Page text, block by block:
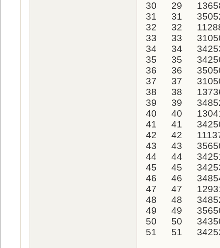
30 29
31 31
32 32
33 33
34 34
35 35
36 36
37 37
38 38
39 39
40 40
41 41
42 42
43 43
44 44
45 45
46 46
47 47
48 48
49 49
50 50
51 51